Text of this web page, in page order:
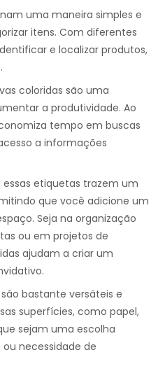
uma maneira simples e
itens. Com diferentes
e localizar produtos,
coloridas são uma
a produtividade. Ao
tempo em buscas
a informações
etiquetas trazem um
que você adicione um
Seja na organização
ou em projetos de
ajudam a criar um
bastante versáteis e
superfícies, como papel,
sejam uma escolha
necessidade de